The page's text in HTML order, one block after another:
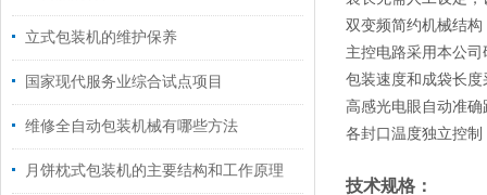
立式包装机的维护保养
国家现代服务业综合试点项目
维修全自动包装机械有哪些方法
月饼枕式包装机的主要结构和工作原理
双变频简约机械结
主控电路采用本公
包装速度和成袋长
高感光电眼自动准确
各封口温度独立控
技术规格：